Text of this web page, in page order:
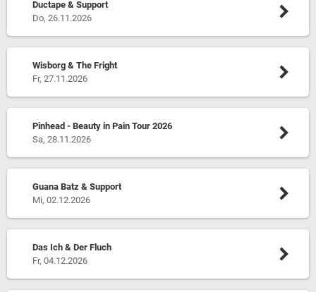
Ductape & Support
Do, 26.11.2026
Wisborg & The Fright
Fr, 27.11.2026
Pinhead - Beauty in Pain Tour 2026
Sa, 28.11.2026
Guana Batz & Support
Mi, 02.12.2026
Das Ich & Der Fluch
Fr, 04.12.2026